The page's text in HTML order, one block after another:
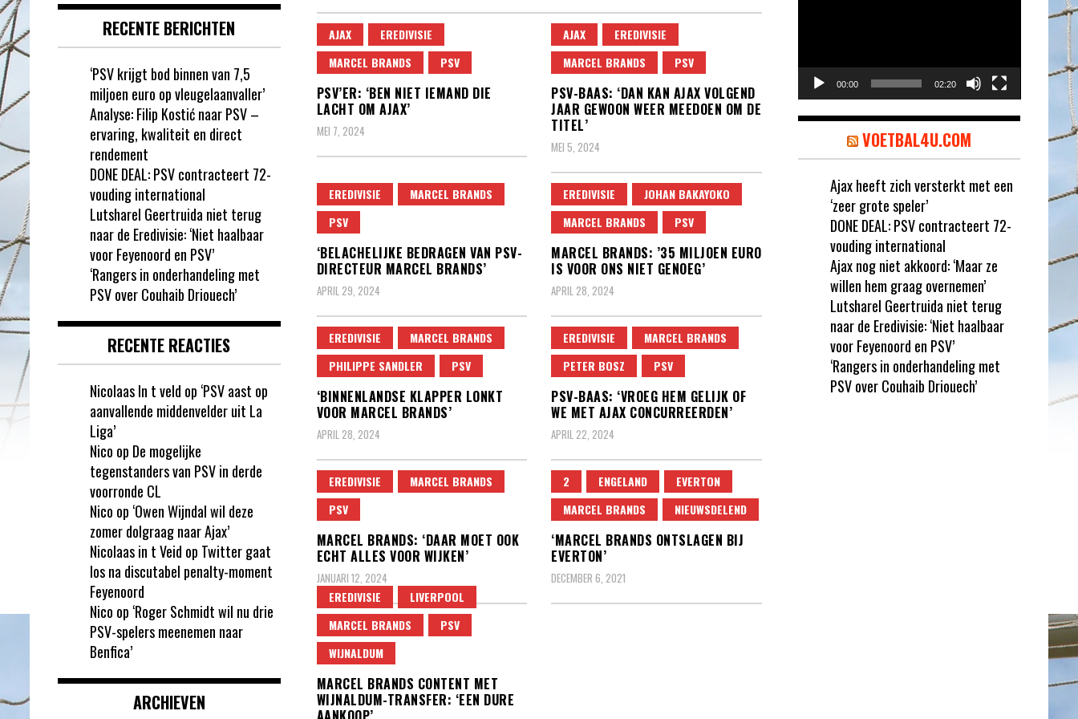
AJAX
EREDIVISIE
MARCEL BRANDS
PSV
PSV’ER: ‘BEN NIET IEMAND DIE
LACHT OM AJAX’
MEI 7, 2024
AJAX
EREDIVISIE
MARCEL BRANDS
PSV
PSV-BAAS: ‘DAN KAN AJAX VOLGEND
JAAR GEWOON WEER MEEDOEN OM DE
TITEL’
MEI 5, 2024
EREDIVISIE
MARCEL BRANDS
PSV
‘BELACHELIJKE BEDRAGEN VAN PSV-
DIRECTEUR MARCEL BRANDS’
APRIL 29, 2024
EREDIVISIE
JOHAN BAKAYOKO
MARCEL BRANDS
PSV
MARCEL BRANDS: ’35 MILJOEN EURO
IS VOOR ONS NIET GENOEG’
APRIL 28, 2024
EREDIVISIE
MARCEL BRANDS
PHILIPPE SANDLER
PSV
‘BINNENLANDSE KLAPPER LONKT
VOOR MARCEL BRANDS’
APRIL 28, 2024
EREDIVISIE
MARCEL BRANDS
PETER BOSZ
PSV
PSV-BAAS: ‘VROEG HEM GELIJK OF
WE MET AJAX CONCURREERDEN’
APRIL 22, 2024
EREDIVISIE
MARCEL BRANDS
PSV
MARCEL BRANDS: ‘DAAR MOET OOK
ECHT ALLES VOOR WIJKEN’
JANUARI 12, 2024
2 ENGELAND
EVERTON
MARCEL BRANDS
NIEUWSDELEND
‘MARCEL BRANDS ONTSLAGEN BIJ
EVERTON’
DECEMBER 6, 2021
EREDIVISIE
LIVERPOOL
MARCEL BRANDS
PSV
WIJNALDUM
MARCEL BRANDS CONTENT MET
WIJNALDUM-TRANSFER: ‘EEN DURE
RECENTE BERICHTEN
‘PSV krijgt bod binnen van 7,5
miljoen euro op vleugelaanvaller’
Analyse: Filip Kostić naar PSV –
ervaring, kwaliteit en direct
rendement
DONE DEAL: PSV contracteert 72-
vouding international
Lutsharel Geertruida niet terug
naar de Eredivisie: ‘Niet haalbaar
voor Feyenoord en PSV’
‘Rangers in onderhandeling met
PSV over Couhaib Driouech’
RECENTE REACTIES
Nicolaas In t veld op ‘PSV aast op
aanvallende middenvelder uit La
Liga’
Nico op De mogelijke
tegenstanders van PSV in derde
voorronde CL
Nico op ‘Owen Wijndal wil deze
zomer dolgraag naar Ajax’
Nicolaas in t Veid op Twitter gaat
los na discutabel penalty-moment
Feyenoord
Nico op ‘Roger Schmidt wil nu drie
PSV-spelers meenemen naar
Benfica’
ARCHIEVEN
00:00 02:20
VOETBAL4U.COM
Ajax heeft zich versterkt met een
‘zeer grote speler’
DONE DEAL: PSV contracteert 72-
vouding international
Ajax nog niet akkoord: ‘Maar ze
willen hem graag overnemen’
Lutsharel Geertruida niet terug
naar de Eredivisie: ‘Niet haalbaar
voor Feyenoord en PSV’
‘Rangers in onderhandeling met
PSV over Couhaib Driouech’